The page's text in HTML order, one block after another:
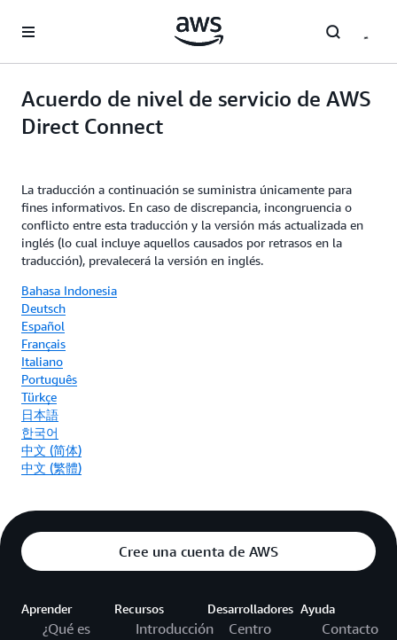
Acuerdo de nivel de servicio de AWS
Direct Connect
La traducción a continuación se suministra únicamente para
fines informativos. En caso de discrepancia, incongruencia o
conflicto entre esta traducción y la versión más actualizada en
inglés (lo cual incluye aquellos causados por retrasos en la
traducción), prevalecerá la versión en inglés.
Bahasa Indonesia
Deutsch
Español
Français
Italiano
Português
Türkçe
日本語
한국어
中文 (简体)
中文 (繁體)
Cree una cuenta de AWS
Aprender
¿Qué es
Recursos
Introducción
Desarrolladores
Centro
Ayuda
Contacto